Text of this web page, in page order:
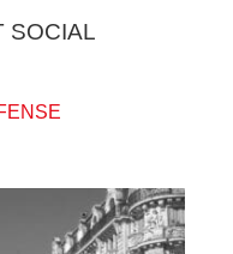
SOCIAL